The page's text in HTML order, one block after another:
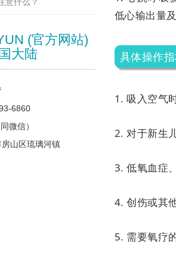
低心输出量
具体操作
1. 吸入空气
2. 对于新生
3. 低氧血症
4. 创伤或其
5. 需要氧疗
(官方网站)
大陆
6860
微信）
山区琉璃河镇